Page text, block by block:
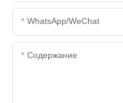
WhatsApp/WeChat
Содержание